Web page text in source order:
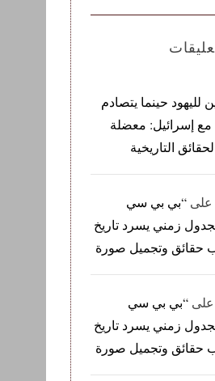
لليهود حينما يتصادم
إسرائيل: معضلة
التاريخية
على “بي بي سي
زمني يسرد تاريخ
حقائق وتجميل صورة
على “بي بي سي
زمني يسرد تاريخ
حقائق وتجميل صورة